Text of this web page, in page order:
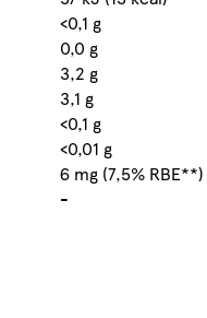
<0,1 g
0,0 g
3,2 g
3,1 g
<0,1 g
<0,01 g
6 mg (7,5% RBE**)
-